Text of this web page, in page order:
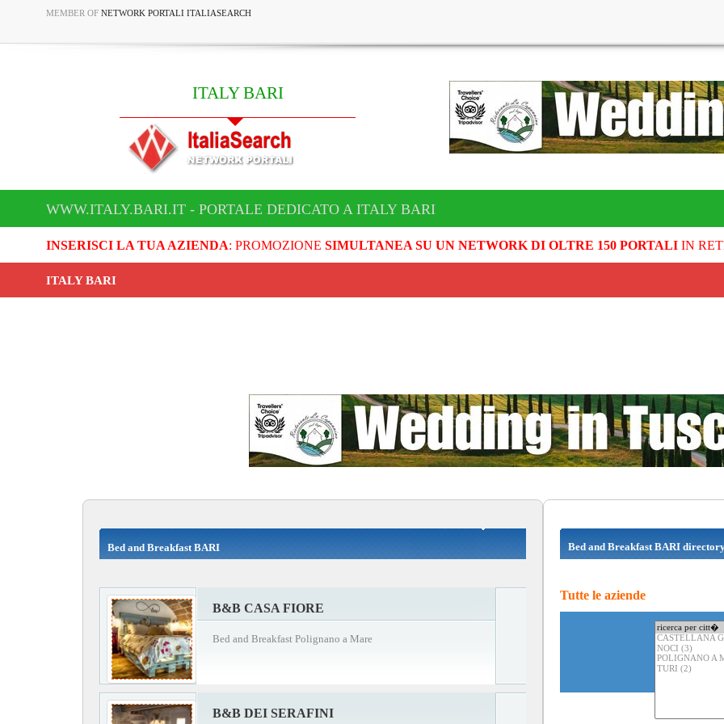
MEMBER OF NETWORK PORTALI ITALIASEARCH
ITALY BARI
WWW.ITALY.BARI.IT - PORTALE DEDICATO A ITALY BARI
INSERISCI LA TUA AZIENDA: PROMOZIONE SIMULTANEA SU UN NETWORK DI OLTRE 150 PORTALIIN
ITALY BARI
Bed and Breakfast BARI
B&B CASA FIORE
Bed and Breakfast Polignano a Mare
B&B DEI SERAFINI
Bed and Breakfast BARI
Tutte le aziende